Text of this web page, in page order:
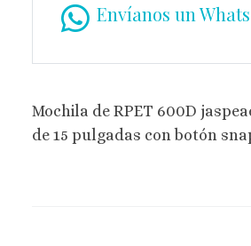
Envíanos un
Mochila de RPET 600D
de 15 pulgadas con botón